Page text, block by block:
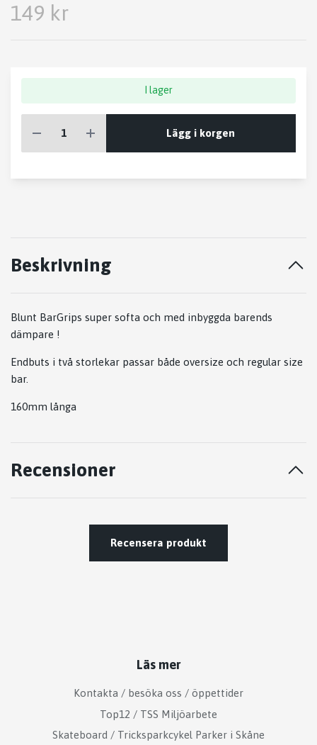
149 kr
I lager
Lägg i korgen
Beskrivning
Blunt BarGrips super softa och med inbyggda barends
dämpare !
Endbuts i två storlekar passar både oversize och regular size
bar.
160mm långa
Recensioner
Recensera produkt
Läs mer
Kontakta / besöka oss / öppettider
Top12 / TSS Miljöarbete
Skateboard / Tricksparkcykel Parker i Skåne